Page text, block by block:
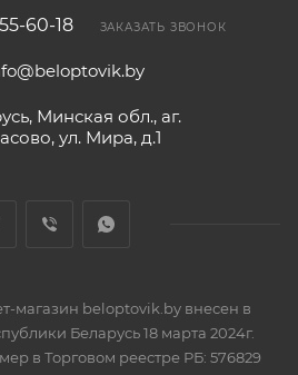
60-18 ЗАКАЗАТЬ ЗВОНОК
Минская обл., аг.
ул. Мира, д.1
магазин beloptovik.by внесен в
Беларусь 18 марта 2024г.
в Торговом реестре РБ: 576829